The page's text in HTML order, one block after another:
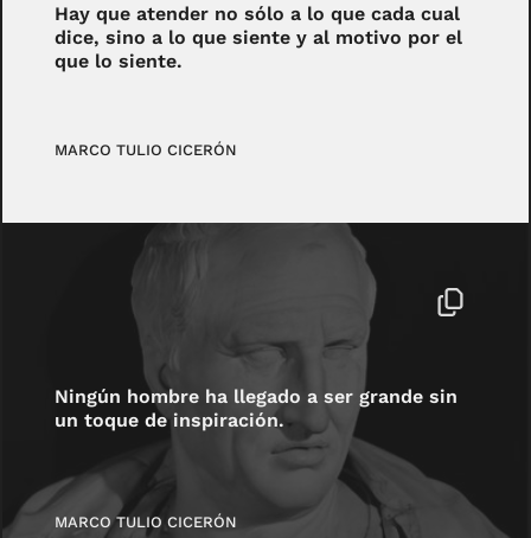
Hay que atender no sólo a lo que cada cual
dice, sino a lo que siente y al motivo por el
que lo siente.
MARCO TULIO CICERÓN
Ningún hombre ha llegado a ser grande sin
un toque de inspiración.
MARCO TULIO CICERÓN